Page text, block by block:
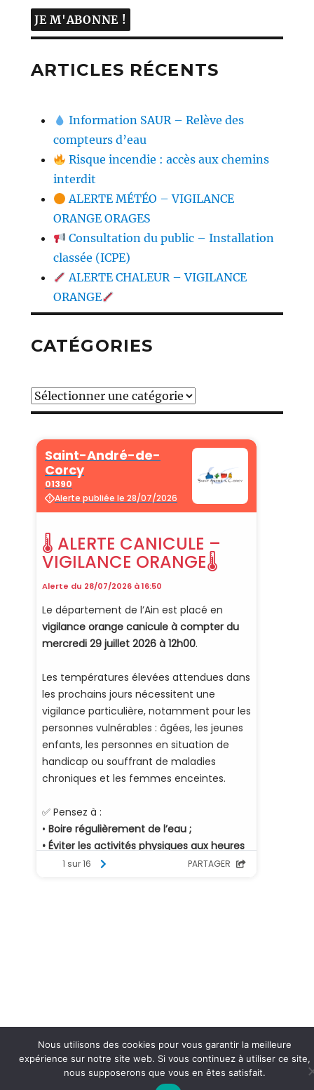
ARTICLES RÉCENTS
Information SAUR – Relève des
compteurs d’eau
Risque incendie : accès aux chemins
interdit
ALERTE MÉTÉO – VIGILANCE
ORANGE ORAGES
Consultation du public – Installation
classée (ICPE)
ALERTE CHALEUR – VIGILANCE
ORANGE
CATÉGORIES
Catégories
Nous utilisons des cookies pour vous garantir la meilleure
expérience sur notre site web. Si vous continuez à utiliser ce site,
nous supposerons que vous en êtes satisfait.